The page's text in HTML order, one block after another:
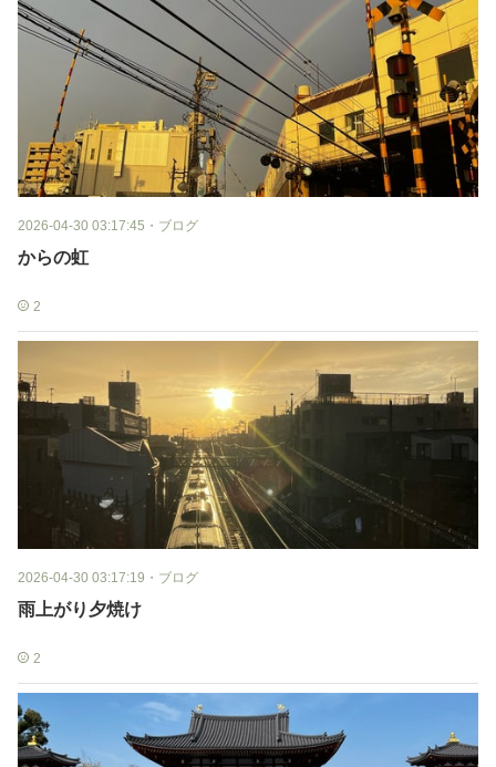
2026-04-30 03:17:45 ・ ブログ
からの虹
2
2026-04-30 03:17:19 ・ ブログ
雨上がり夕焼け
2